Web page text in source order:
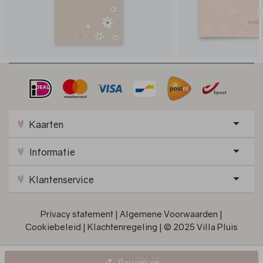
Kaarten
Informatie
Klantenservice
Privacy statement | Algemene Voorwaarden |
Cookiebeleid | Klachtenregeling | © 2025 Villa Pluis